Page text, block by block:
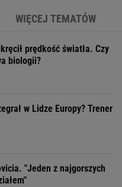
WIĘCEJ TEMATÓW
prędkość światła. Czy
biologii?
w Lidze Europy? Trener
"Jeden z najgorszych